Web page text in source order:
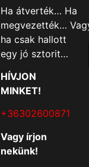
Ha átverték… Ha
megvezették…
ha csak hallott
egy jó sztorit…
HÍVJON
MINKET!
+36302600871
Vagy írjon
nekünk!